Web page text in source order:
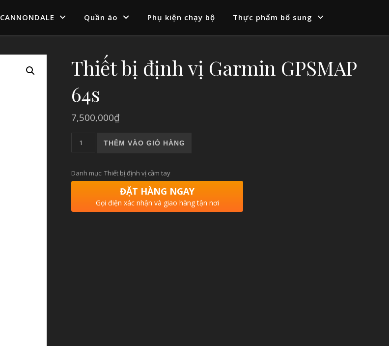
CANNONDALE Quần áo Phụ kiện chạy bộ Thực phẩm bổ sung
Thiết bị định vị Garmin GPSMAP
64s
7,500,000₫
Thiết bị định vị Garmin GPSMAP 64s số lượng
THÊM VÀO GIỎ HÀNG
Danh mục:Thiết bị định vị cầm tay
ĐẶT HÀNG NGAY
Gọi điện xác nhận và giao hàng tận nơi